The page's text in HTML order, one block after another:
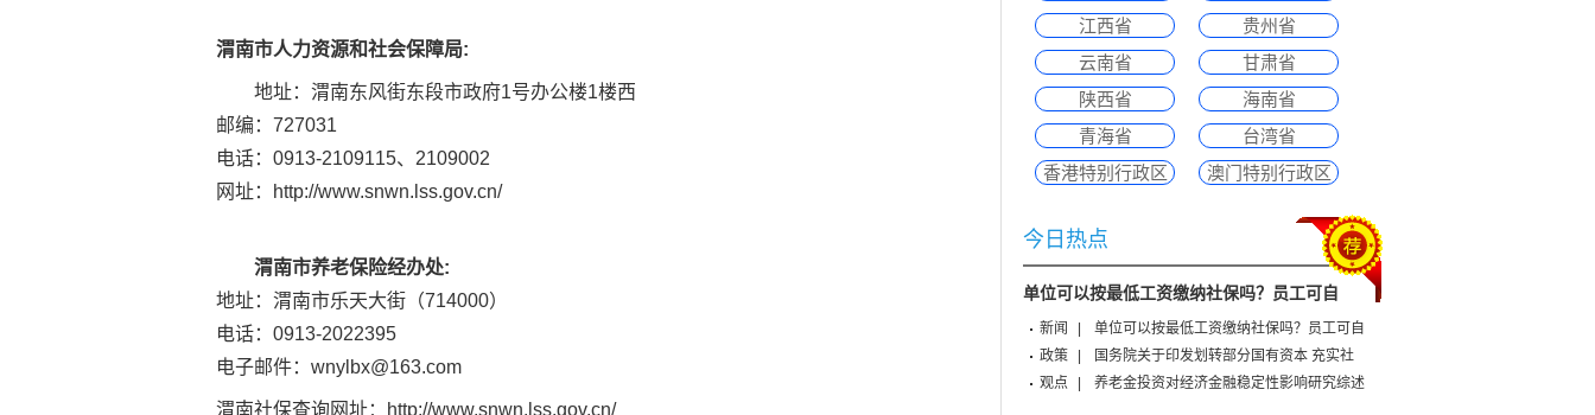
渭南市人力资源和社会保障局:
地址：渭南东风街东段市政府1号办公楼1楼西
邮编：727031
电话：0913-2109115、2109002
网址：
http://www.snwn.lss.gov.cn/
渭南市养老保险经办处:
地址：渭南市乐天大街（714000）
电话：0913-2022395
电子邮件： wnylbx@163.com
渭南社保查询网址： http://www.snwn.lss.gov.cn/
江西省
贵州省
云南省
甘肃省
陕西省
海南省
青海省
台湾省
香港特别行政区
澳门特别行政区
今日热点
单位可以按最低工资缴纳社保吗？员工可自
新闻
单位可以按最低工资缴纳社保吗？员工可自
政策
国务院关于印发划转部分国有资本 充实社
观点
养老金投资对经济金融稳定性影响研究综述